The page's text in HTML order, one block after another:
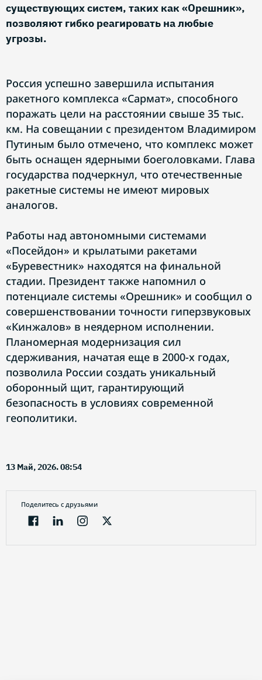
существующих систем, таких как «Орешник»,
позволяют гибко реагировать на любые
угрозы.
Россия успешно завершила испытания
ракетного комплекса «Сармат», способного
поражать цели на расстоянии свыше 35 тыс.
км. На совещании с президентом Владимиром
Путиным было отмечено, что комплекс может
быть оснащен ядерными боеголовками. Глава
государства подчеркнул, что отечественные
ракетные системы не имеют мировых
аналогов.
Работы над автономными системами
«Посейдон» и крылатыми ракетами
«Буревестник» находятся на финальной
стадии. Президент также напомнил о
потенциале системы «Орешник» и сообщил о
совершенствовании точности гиперзвуковых
«Кинжалов» в неядерном исполнении.
Планомерная модернизация сил
сдерживания, начатая еще в 2000-х годах,
позволила России создать уникальный
оборонный щит, гарантирующий
безопасность в условиях современной
геополитики.
13 Май, 2026. 08:54
Поделитесь с друзьями